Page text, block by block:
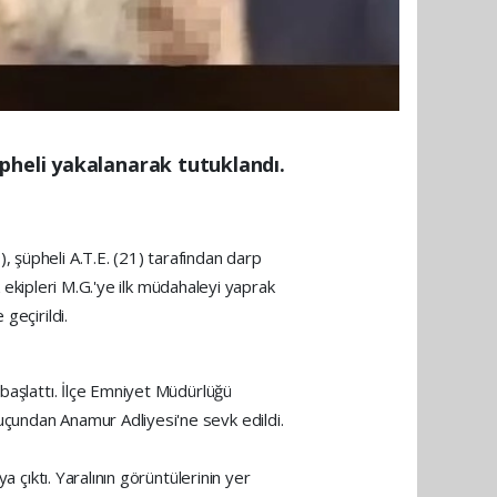
yakalanarak tutuklandı.
A.T.E. (21) tarafından darp
ekipleri M.G.'ye ilk müdahaleyi yaprak
geçirildi.
İlçe Emniyet Müdürlüğü
Anamur Adliyesi'ne sevk edildi.
çıktı. Yaralının görüntülerinin yer